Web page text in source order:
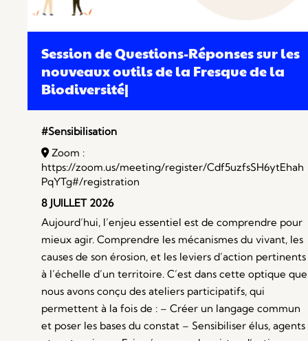
Session de Questions-Réponses sur les
nouveaux outils de la Fresque de la
Biodiversité|
#Sensibilisation
Zoom :
https://zoom.us/meeting/register/Cdf5uzfsSH6ytEhah
PqYTg#/registration
8 JUILLET 2026
Aujourd’hui, l’enjeu essentiel est de comprendre pour
mieux agir. Comprendre les mécanismes du vivant, les
causes de son érosion, et les leviers d’action pertinents
à l’échelle d’un territoire. C’est dans cette optique que
nous avons conçu des ateliers participatifs, qui
permettent à la fois de : – Créer un langage commun
et poser les bases du constat – Sensibiliser élus, agents